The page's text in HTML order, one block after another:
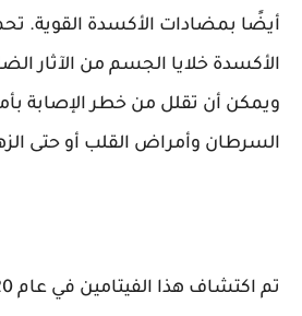
أيضًا بمضادات الأكسدة القوية.
الأكسدة خلايا الجسم من الآثار
ويمكن أن تقلل من خطر الإصابة
السرطان وأمراض القلب أو حتى